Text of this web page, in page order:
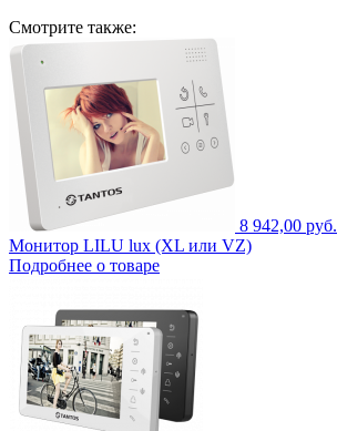
Смотрите также:
8 942,00 руб.
Монитор LILU lux (XL или VZ)
Подробнее о товаре